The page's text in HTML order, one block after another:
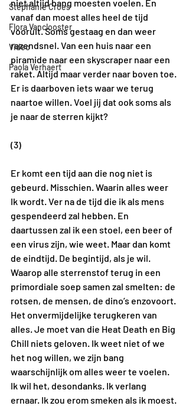
Stephanie Croes
Flora Vanclooster
Video
Paola Verhaert
niet altijd bang moesten voelen. En
vanaf dan moest alles heel de tijd
vooruit. Soms gestaag en dan weer
razendsnel. Van een huis naar een
piramide naar een skyscraper naar een
raket. Altijd maar verder naar boven toe.
Er is daarboven iets waar we terug
naartoe willen. Voel jij dat ook soms als
je naar de sterren kijkt?
(3)
Er komt een tijd aan die nog niet is
gebeurd. Misschien. Waarin alles weer
Ik wordt. Ver na de tijd die ik als mens
gespendeerd zal hebben. En
daartussen zal ik een stoel, een beer of
een virus zijn, wie weet. Maar dan komt
de eindtijd. De begintijd, als je wil.
Waarop alle sterrenstof terug in een
primordiale soep samen zal smelten: de
rotsen, de mensen, de dino’s enzovoort.
Het onvermijdelijke terugkeren van
alles. Je moet van die Heat Death en Big
Chill niets geloven. Ik weet niet of we
het nog willen, we zijn bang
waarschijnlijk om alles weer te voelen.
Ik wil het, desondanks. Ik verlang
ernaar. Ik zou erom smeken als ik moest.